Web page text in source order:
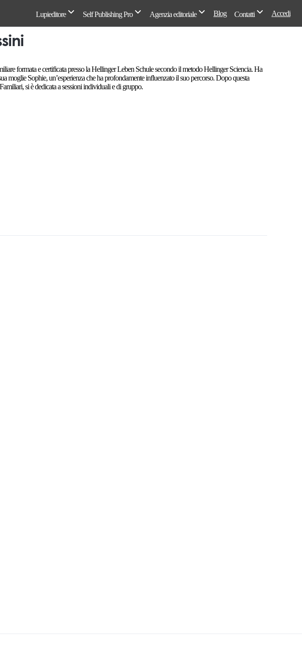
Lupieditore Self Publishing Pro Agenzia editoriale Blog Contatti Accedi
formata e certificata presso la Hellinger Leben Schule secondo il metodo Hellinger Sciencia. Ha
moglie Sophie, un’esperienza che ha profondamente influenzato il suo percorso. Dopo questa
si è dedicata a sessioni individuali e di gruppo.